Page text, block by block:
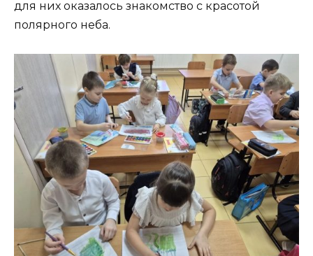
для них оказалось знакомство с красотой
полярного неба.